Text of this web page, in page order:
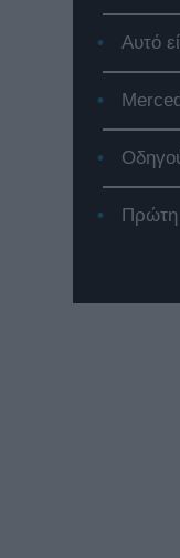
Αυτό
Πρώτη